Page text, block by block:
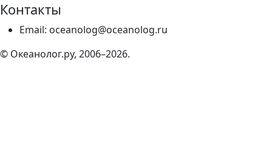
Контакты
Email: oceanolog@oceanolog.ru
© Океанолог.ру, 2006–2026.